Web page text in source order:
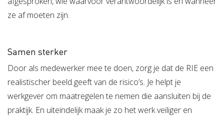
ze af moeten zijn.
Samen sterker
Door als medewerker mee te doen, zorg je dat de RIE een
realistischer beeld geeft van de risico’s. Je helpt je
werkgever om maatregelen te nemen die aansluiten bij de
praktijk. En uiteindelijk maak je zo het werk veiliger en